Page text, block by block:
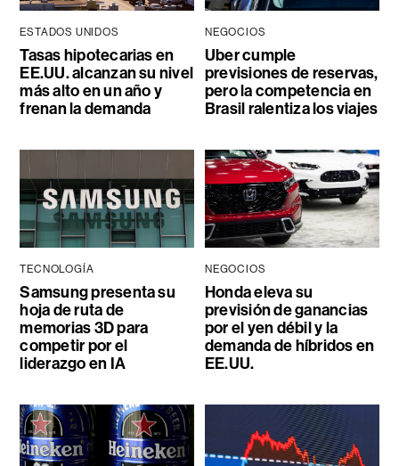
ESTADOS UNIDOS
Tasas hipotecarias en
EE.UU. alcanzan su nivel
más alto en un año y
frenan la demanda
NEGOCIOS
Uber cumple
previsiones de reservas,
pero la competencia en
Brasil ralentiza los viajes
TECNOLOGÍA
Samsung presenta su
hoja de ruta de
memorias 3D para
competir por el
liderazgo en IA
NEGOCIOS
Honda eleva su
previsión de ganancias
por el yen débil y la
demanda de híbridos en
EE.UU.